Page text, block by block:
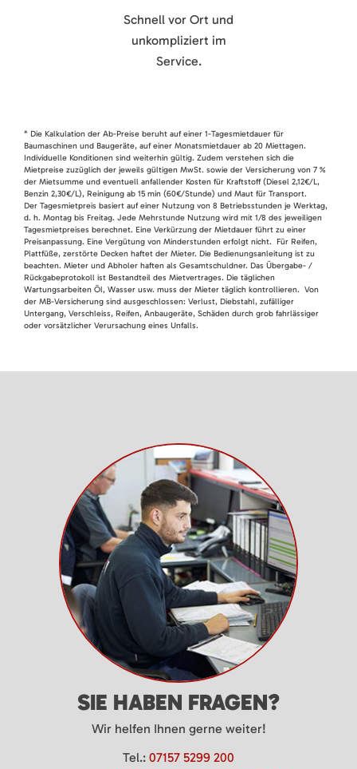
Schnell vor Ort und
unkompliziert im
Service.
* Die Kalkulation der Ab-Preise beruht auf einer 1-Tagesmietdauer für
Baumaschinen und Baugeräte, auf einer Monatsmietdauer ab 20 Miettagen.
Individuelle Konditionen sind weiterhin gültig. Zudem verstehen sich die
Mietpreise zuzüglich der jeweils gültigen MwSt. sowie der Versicherung von 7 %
der Mietsumme und eventuell anfallender Kosten für Kraftstoff (Diesel 2,12€/L,
Benzin 2,30€/L), Reinigung ab 15 min (60€/Stunde) und Maut für Transport.
Der Tagesmietpreis basiert auf einer Nutzung von 8 Betriebsstunden je Werktag,
d. h. Montag bis Freitag. Jede Mehrstunde Nutzung wird mit 1/8 des jeweiligen
Tagesmietpreises berechnet. Eine Verkürzung der Mietdauer führt zu einer
Preisanpassung. Eine Vergütung von Minderstunden erfolgt nicht. Für Reifen,
Plattfüße, zerstörte Decken haftet der Mieter. Die Bedienungsanleitung ist zu
beachten. Mieter und Abholer haften als Gesamtschuldner. Das Übergabe- /
Rückgabeprotokoll ist Bestandteil des Mietvertrages. Die täglichen
Wartungsarbeiten Öl, Wasser usw. muss der Mieter täglich kontrollieren. Von
der MB-Versicherung sind ausgeschlossen: Verlust, Diebstahl, zufälliger
Untergang, Verschleiss, Reifen, Anbaugeräte, Schäden durch grob fahrlässiger
oder vorsätzlicher Verursachung eines Unfalls.
SIE HABEN FRAGEN?
Wir helfen Ihnen gerne weiter!
Tel.: 07157 5299 200